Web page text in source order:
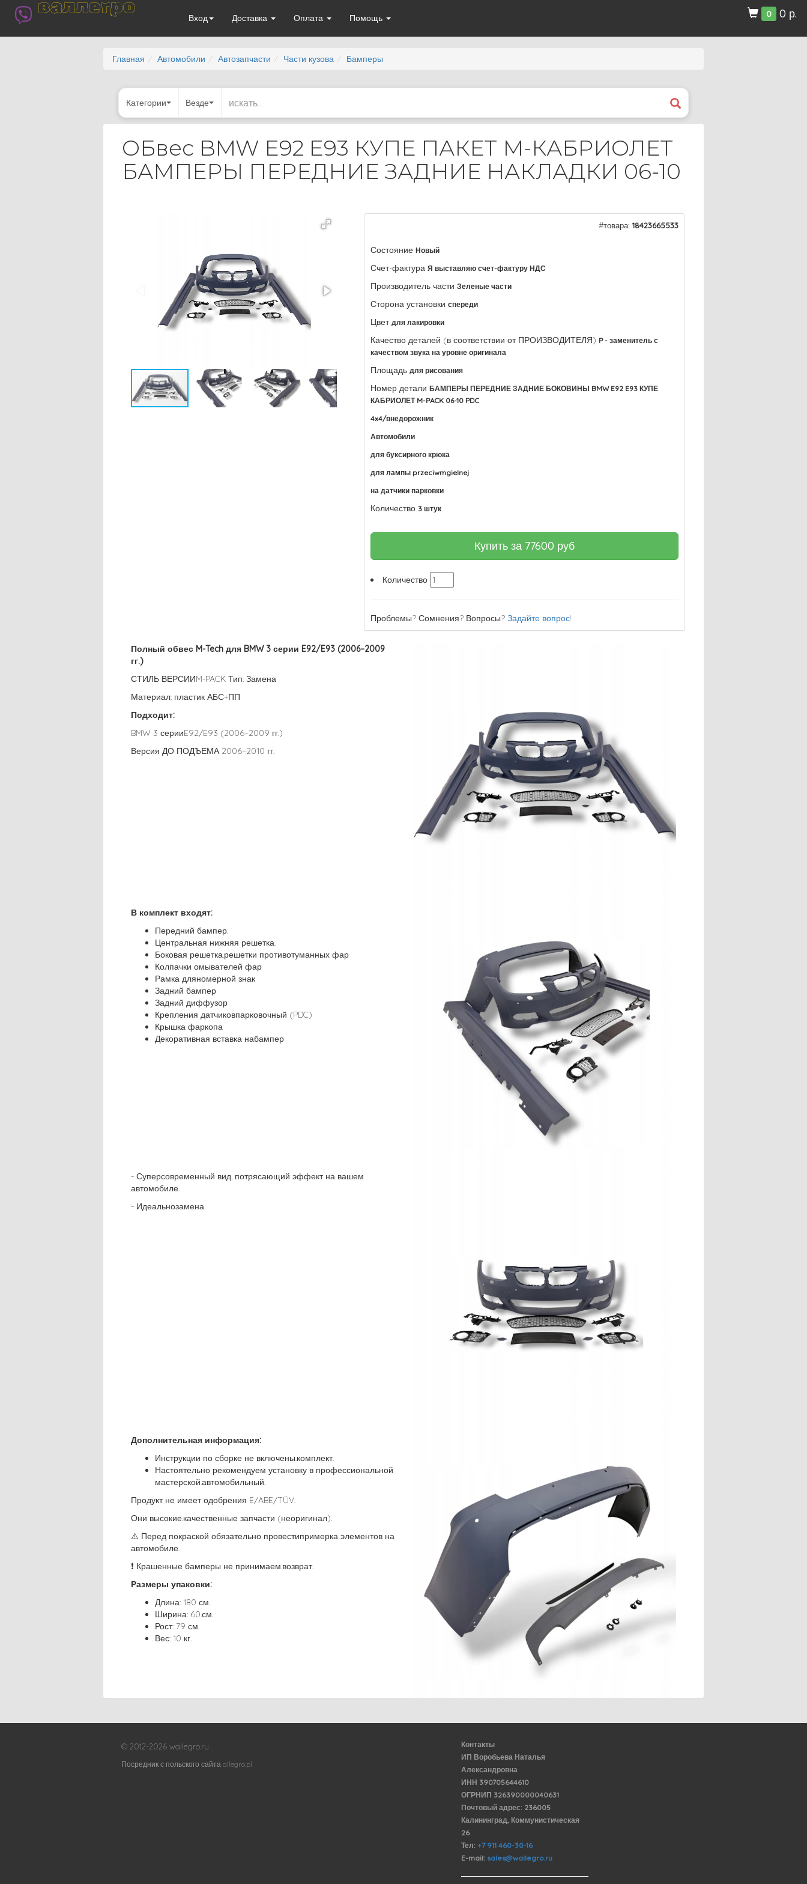
валлегро
Вход Доставка Оплата Помощь 0 0 р.
Главная Автомобили Автозапчасти Части кузова Бамперы
Категории Везде
ОБвес BMW E92 E93 КУПЕ ПАКЕТ М-КАБРИОЛЕТ
БАМПЕРЫ ПЕРЕДНИЕ ЗАДНИЕ НАКЛАДКИ 06-10
#товара: 18423665533
Состояние Новый
Счет-фактура Я выставляю счет-фактуру НДС
Производитель части Зеленые части
Сторона установки спереди
Цвет для лакировки
Качество деталей (в соответствии от ПРОИЗВОДИТЕЛЯ) P - заменитель с
качеством звука на уровне оригинала
Площадь для рисования
Номер детали БАМПЕРЫ ПЕРЕДНИЕ ЗАДНИЕ БОКОВИНЫ BMW E92 E93 КУПЕ
КАБРИОЛЕТ M-PACK 06-10 PDC
4x4/внедорожник
Автомобили
для буксирного крюка
для лампы przeciwmgielnej
на датчики парковки
Количество 3 штук
Купить за 77600 руб
Количество
Проблемы? Сомнения? Вопросы?Задайте вопрос!
Полный обвес M-Tech для BMW 3 серии E92/E93 (2006–2009
гг.)
СТИЛЬ ВЕРСИИM-PACK Тип: Замена
Материал: пластик АБС+ПП
Подходит:
BMW 3 серииE92/E93 (2006–2009 гг.)
Версия ДО ПОДЪЕМА 2006–2010 гг.
В комплект входят:
Передний бампер.
Центральная нижняя решетка.
Боковая решетка.решетки противотуманных фар
Колпачки омывателей фар
Рамка дляномерной знак
Задний бампер
Задний диффузор
Крепления датчиковпарковочный (PDC)
Крышка фаркопа
Декоративная вставка набампер
- Суперсовременный вид, потрясающий эффект на вашем
автомобиле.
- Идеальнозамена
Дополнительная информация:
Инструкции по сборке не включены.комплект.
Настоятельно рекомендуем установку в профессиональной
мастерской.автомобильный.
Продукт не имеет одобрения E/ABE/TÜV.
Они высокие.качественные запчасти (неоригинал).
⚠️ Перед покраской обязательно провестипримерка элементов на
автомобиле.
❗ Крашенные бамперы не принимаем.возврат.
Размеры упаковки:
Длина: 180 см.
Ширина: 60.см.
Рост: 79 см.
Вес: 10 кг.
© 2012-2026 wallegro.ru
Посредник с польского сайта allegro.pl
Контакты
ИП Воробьева Наталья
Александровна
ИНН 390705644610
ОГРНИП 326390000040631
Почтовый адрес: 236005
Калининград, Коммунистическая
26
Тел: +7 911 460-30-16
E-mail: sales@wallegro.ru